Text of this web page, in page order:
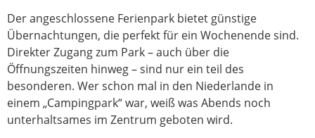
Der angeschlossene Ferienpark bietet günstige
Übernachtungen, die perfekt für ein Wochenende sind.
Direkter Zugang zum Park – auch über die
Öffnungszeiten hinweg – sind nur ein teil des
besonderen. Wer schon mal in den Niederlande in
einem „Campingpark“ war, weiß was Abends noch
unterhaltsames im Zentrum geboten wird.